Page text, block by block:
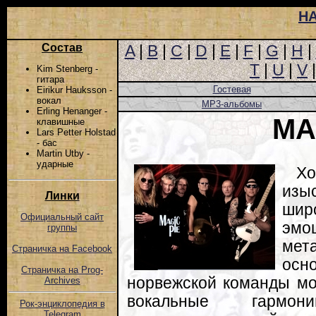
Состав
Kim Stenberg -
гитара
Eirikur Hauksson -
вокал
Erling Henanger -
клавишные
Lars Petter Holstad
- бас
Martin Utby -
ударные
Линки
Официальный сайт
группы
Страничка на Facebook
Страничка на Prog-
Archives
Рок-энциклопедия в
A|B|C|D|E|F|G|H|
T|U|V
Гостевая
MP3-альбомы
норвежской команды
вокальные